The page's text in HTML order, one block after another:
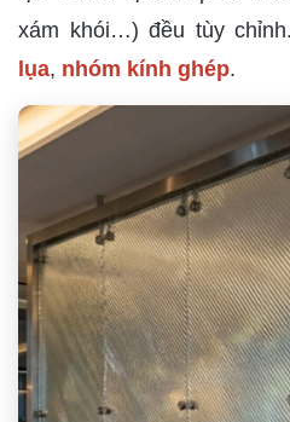
xám khói…) đều tùy
lụa, nhóm kính ghép.